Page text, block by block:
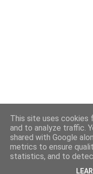
This site uses cookies
and to analyze traffic.
shared with Google
metrics to ensure
statistics, and to